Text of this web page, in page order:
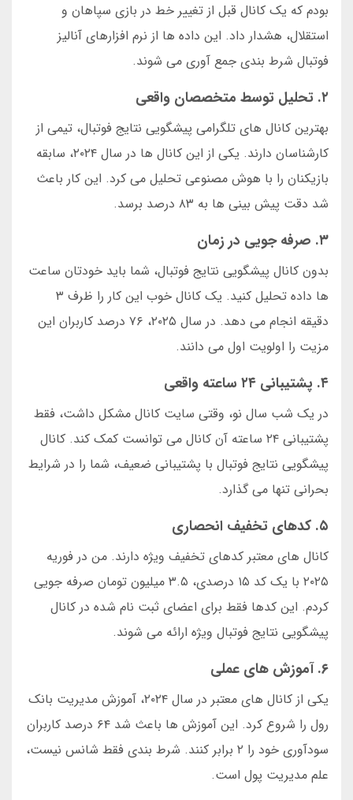
بودم که یک کانال قبل از تغییر خط در بازی سپاهان و
استقلال، هشدار داد. این داده ها از نرم افزارهای آنالیز
فوتبال شرط بندی جمع آوری می شوند.
۲. تحلیل توسط متخصصان واقعی
بهترین کانال های تلگرامی پیشگویی نتایج فوتبال، تیمی از
کارشناسان دارند. یکی از این کانال ها در سال ۲۰۲۴، سابقه
بازیکنان را با هوش مصنوعی تحلیل می کرد. این کار باعث
شد دقت پیش بینی ها به ۸۳ درصد برسد.
۳. صرفه جویی در زمان
بدون کانال پیشگویی نتایج فوتبال، شما باید خودتان ساعت
ها داده تحلیل کنید. یک کانال خوب این کار را ظرف ۳
دقیقه انجام می دهد. در سال ۲۰۲۵، ۷۶ درصد کاربران این
مزیت را اولویت اول می دانند.
۴. پشتیبانی ۲۴ ساعته واقعی
در یک شب سال نو، وقتی سایت کانال مشکل داشت، فقط
پشتیبانی ۲۴ ساعته آن کانال می توانست کمک کند. کانال
پیشگویی نتایج فوتبال با پشتیبانی ضعیف، شما را در شرایط
بحرانی تنها می گذارد.
۵. کدهای تخفیف انحصاری
کانال های معتبر کدهای تخفیف ویژه دارند. من در فوریه
۲۰۲۵ با یک کد ۱۵ درصدی، ۳.۵ میلیون تومان صرفه جویی
کردم. این کدها فقط برای اعضای ثبت نام شده در کانال
پیشگویی نتایج فوتبال ویژه ارائه می شوند.
۶. آموزش های عملی
یکی از کانال های معتبر در سال ۲۰۲۴، آموزش مدیریت بانک
رول را شروع کرد. این آموزش ها باعث شد ۶۴ درصد کاربران
سودآوری خود را ۲ برابر کنند. شرط بندی فقط شانس نیست،
علم مدیریت پول است.